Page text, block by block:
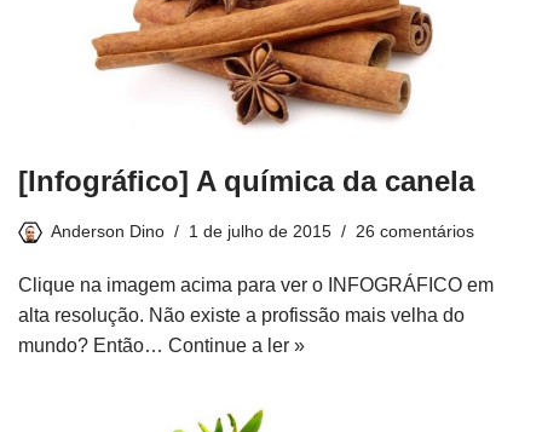
[Infográfico] A química da canela
Anderson Dino 1 de julho de 2015 26 comentários
Clique na imagem acima para ver o INFOGRÁFICO em
alta resolução. Não existe a profissão mais velha do
mundo? Então… Continue a ler »